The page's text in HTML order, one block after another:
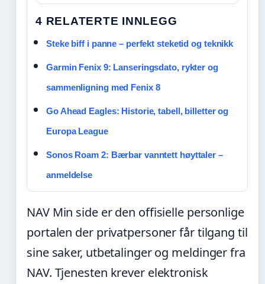
4 RELATERTE INNLEGG
Steke biff i panne – perfekt steketid og teknikk
Garmin Fenix 9: Lanseringsdato, rykter og
sammenligning med Fenix 8
Go Ahead Eagles: Historie, tabell, billetter og
Europa League
Sonos Roam 2: Bærbar vanntett høyttaler –
anmeldelse
NAV Min side er den offisielle personlige
portalen der privatpersoner får tilgang til
sine saker, utbetalinger og meldinger fra
NAV. Tjenesten krever elektronisk